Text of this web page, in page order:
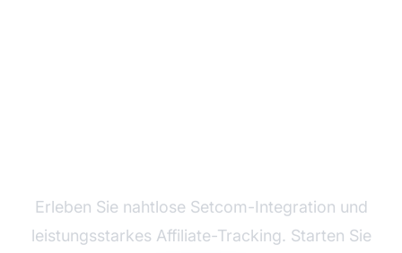
Erleben Sie nahtlose Setcom-Integration und
leistungsstarkes Affiliate-Tracking. Starten Sie